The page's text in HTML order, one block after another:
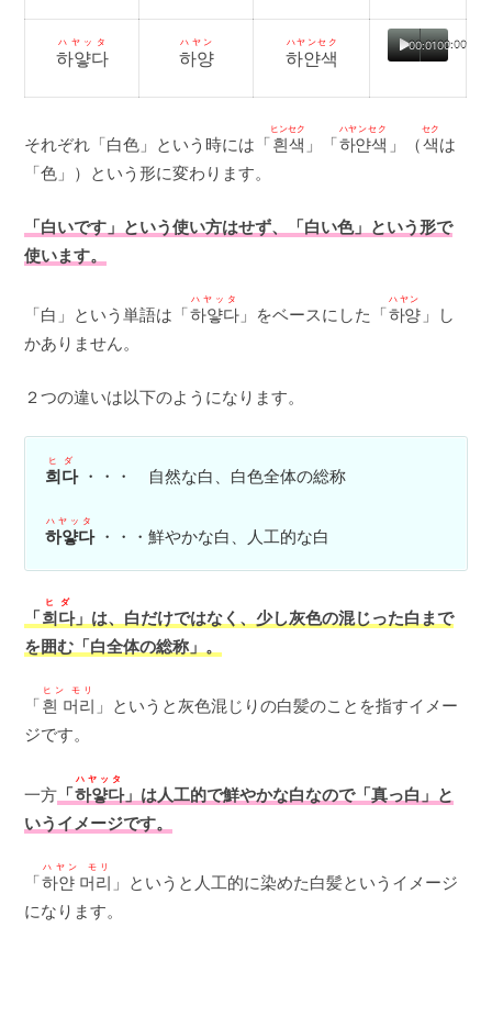
하얗다
ハヤッタ
하양
ハヤン
하얀색
ハヤンセク 00:00
00:01
それぞれ「白色」という時には「흰색
ヒンセク
」「하얀색
ハヤンセク
」（색
セク
は
「色」）という形に変わります。
「白いです」という使い方はせず、「白い色」という形で
使います。
「白」という単語は「하얗다
ハヤッタ
」をベースにした「하양
ハヤン
」し
かありません。
２つの違いは以下のようになります。
희다
ヒダ
・・・ 自然な白、白色全体の総称
하얗다
ハヤッタ
・・・鮮やかな白、人工的な白
「희다
ヒダ
」は、白だけではなく、少し灰色の混じった白まで
を囲む「白全体の総称」。
「흰 머리
ヒン モリ
」というと灰色混じりの白髪のことを指すイメー
ジです。
一方 「하얗다
ハヤッタ
」は人工的で鮮やかな白なので「真っ白」と
いうイメージです。
「하얀 머리
ハヤン モリ
」というと人工的に染めた白髪というイメージ
になります。